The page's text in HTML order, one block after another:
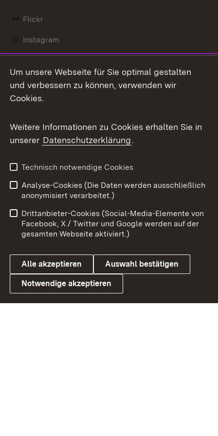
Flickr
Instagram
Mastodon
Messenger
Social Wall
X / Twitter
Youtube
Link zum Landesportal
Benutzungshinweise
Barrierefreiheit
Datenschutz
Cookies
Um unsere Webseite für Sie optimal gestalten
und verbessern zu können, verwenden wir
Cookies.
Weitere Informationen zu Cookies erhalten Sie in
unserer Datenschutzerklärung.
Technisch notwendige Cookies
Analyse-Cookies (Die Daten werden ausschließlich
anonymisiert verarbeitet.)
Drittanbieter-Cookies (Social-Media-Elemente von
Facebook, X / Twitter und Google werden auf der
gesamten Webseite aktiviert.)
Alle akzeptieren Auswahl bestätigen
Notwendige akzeptieren